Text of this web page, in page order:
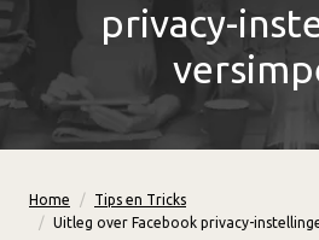
privacy-
Home
Tips en Tricks
Uitleg over Facebook privacy-